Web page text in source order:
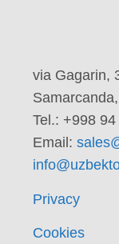
via Gagarin,
Tel.: +998
Email:
Privacy
Cookies